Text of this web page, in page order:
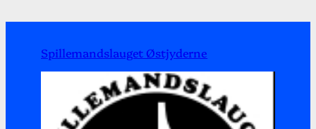
Spillemandslauget Østjyderne